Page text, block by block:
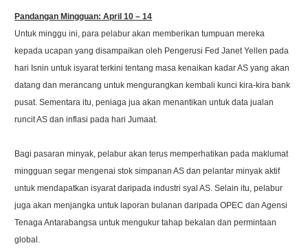
Pandangan Mingguan: April 10 – 14
Untuk minggu ini, para pelabur akan memberikan tumpuan mereka
kepada ucapan yang disampaikan oleh Pengerusi Fed Janet Yellen pada
hari Isnin untuk isyarat terkini tentang masa kenaikan kadar AS yang akan
datang dan merancang untuk mengurangkan kembali kunci kira-kira bank
pusat. Sementara itu, peniaga jua akan menantikan untuk data jualan
runcit AS dan inflasi pada hari Jumaat.
Bagi pasaran minyak, pelabur akan terus memperhatikan pada maklumat
mingguan segar mengenai stok simpanan AS dan pelantar minyak aktif
untuk mendapatkan isyarat daripada industri syal AS. Selain itu, pelabur
juga akan menjangka untuk laporan bulanan daripada OPEC dan Agensi
Tenaga Antarabangsa untuk mengukur tahap bekalan dan permintaan
global.